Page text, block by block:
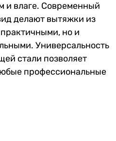
и влаге. Современный
делают вытяжки из
но и
Универсальность
стали позволяет
профессиональные